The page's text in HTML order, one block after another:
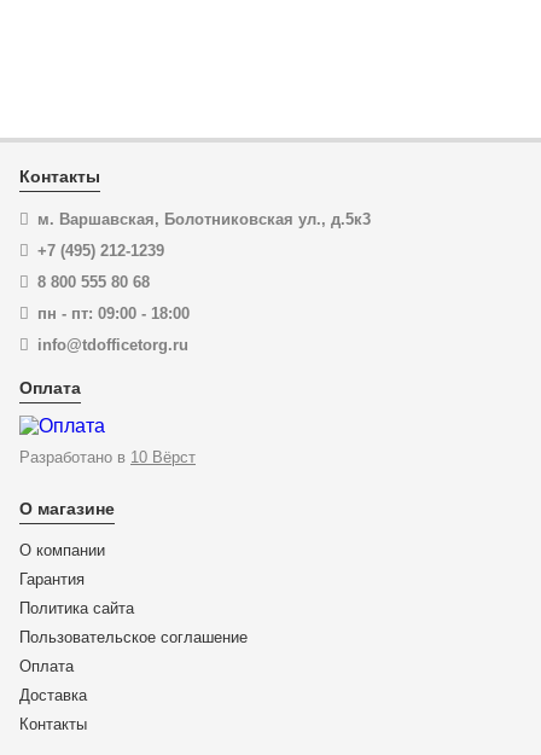
Контакты
м. Варшавская, Болотниковская ул., д.5к3
+7 (495) 212-1239
8 800 555 80 68
пн - пт: 09:00 - 18:00
info@tdofficetorg.ru
Оплата
Разработано в 10 Вёрст
О магазине
О компании
Гарантия
Политика сайта
Пользовательское соглашение
Оплата
Доставка
Контакты